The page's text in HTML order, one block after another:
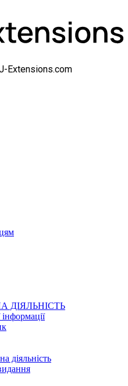
Extensions.com
ДІЯЛЬНІСТЬ
діяльність